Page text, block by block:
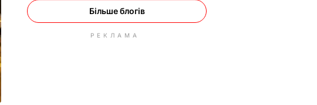
Більше блогів
РЕКЛАМА